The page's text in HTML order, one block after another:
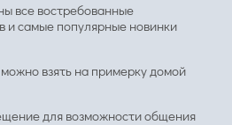
все востребованные
и самые популярные новинки
взять на примерку домой
для возможности общения